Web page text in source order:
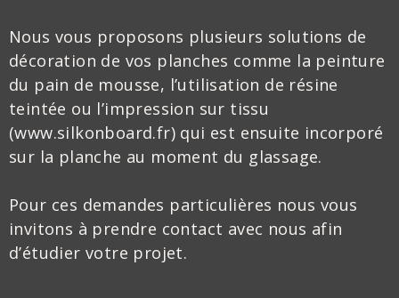
Nous vous proposons plusieurs solutions de
décoration de vos planches comme la peinture
du pain de mousse, l’utilisation de résine
teintée ou l’impression sur tissu
(www.silkonboard.fr) qui est ensuite incorporé
sur la planche au moment du glassage.
Pour ces demandes particulières nous vous
invitons à prendre contact avec nous afin
d’étudier votre projet.